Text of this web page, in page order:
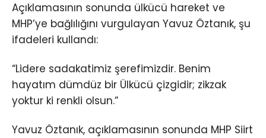
Açıklamasının sonunda ülkücü hareket ve
MHP’ye bağlılığını vurgulayan Yavuz Öztanık, şu
ifadeleri kullandı:
“Lidere sadakatimiz şerefimizdir. Benim
hayatım dümdüz bir Ülkücü çizgidir; zikzak
yoktur ki renkli olsun.”
Yavuz Öztanık, açıklamasının sonunda MHP Siirt